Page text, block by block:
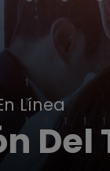
Línea